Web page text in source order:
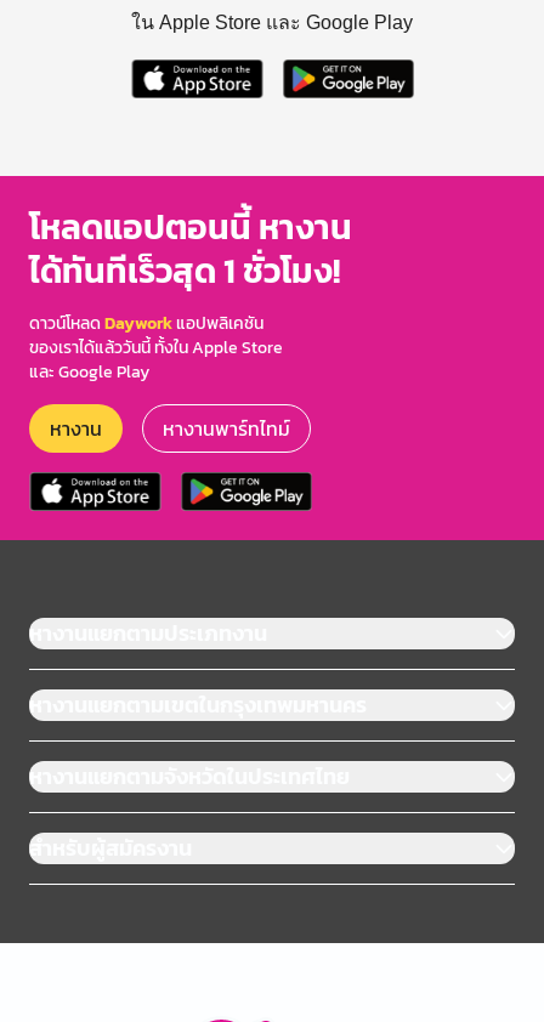
ใน Apple Store และ Google Play
โหลดแอปตอนนี้ หางาน
ได้ทันทีเร็วสุด 1 ชั่วโมง!
ดาวน์โหลดDayworkแอปพลิเคชัน
ของเราได้แล้ววันนี้ ทั้งใน Apple Store
และ Google Play
หางาน หางานพาร์ทไทม์
หางานแยกตามประเภทงาน
หางานแยกตามเขตในกรุงเทพมหานคร
หางานแยกตามจังหวัดในประเทศไทย
สำหรับผู้สมัครงาน